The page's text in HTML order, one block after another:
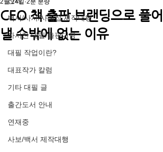
백서/사사/사례집 제작대행
자서전 대필/출판대행
대필 작업이란?
대표작가 칼럼
기타 대필 글
출간도서 안내
연재중
사보/백서 제작대행
CEO 책 출판 브랜딩으로 풀어
낼 수밖에 없는 이유
2월 24일 2분 분량